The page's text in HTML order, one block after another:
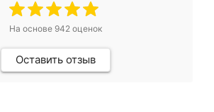
На основе 942оценок
Оставить отзыв